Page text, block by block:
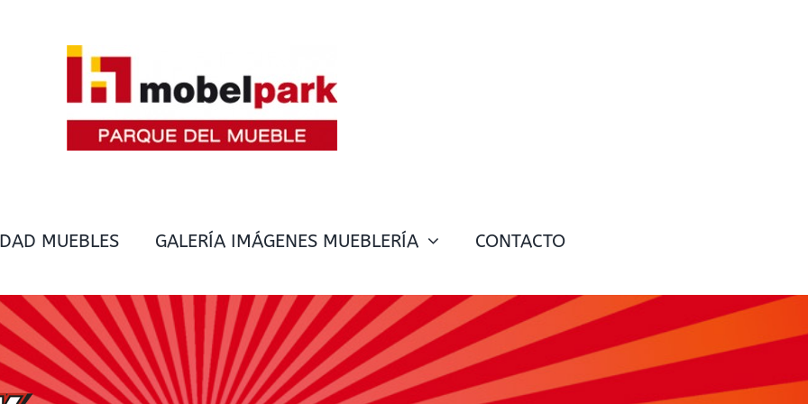
MUEBLES GALERÍA IMÁGENES MUEBLERÍA CONTACTO